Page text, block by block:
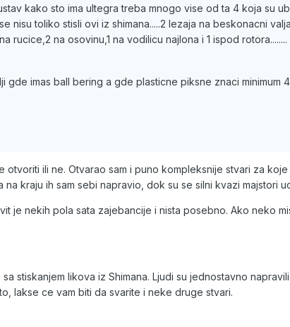
kako sto ima ultegra treba mnogo vise od ta 4 koja su
nisu toliko stisli ovi iz shimana.....2 lezaja na beskonacni
rucice,2 na osovinu,1 na vodilicu najlona i 1 ispod
gde imas ball bering a gde plasticne piksne znaci minimum
otvoriti ili ne. Otvarao sam i puno kompleksnije stvari za
na kraju ih sam sebi napravio, dok su se silni kvazi majstori
je nekih pola sata zajebancije i nista posebno. Ako neko
stiskanjem likova iz Shimana. Ljudi su jednostavno
lakse ce vam biti da svarite i neke druge stvari.